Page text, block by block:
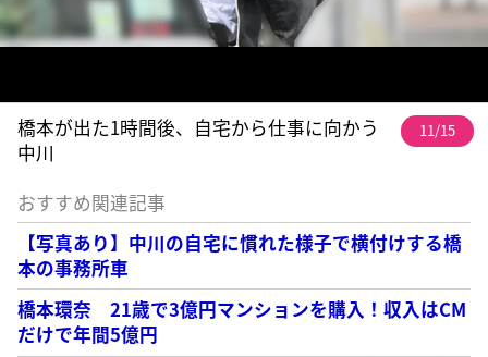
橋本が出た1時間後、自宅から仕事に向かう
中川
11/15
おすすめ関連記事
【写真あり】中川の自宅に慣れた様子で横付けする橋
本の事務所車
橋本環奈 21歳で3億円マンションを購入！収入はCM
だけで年間5億円